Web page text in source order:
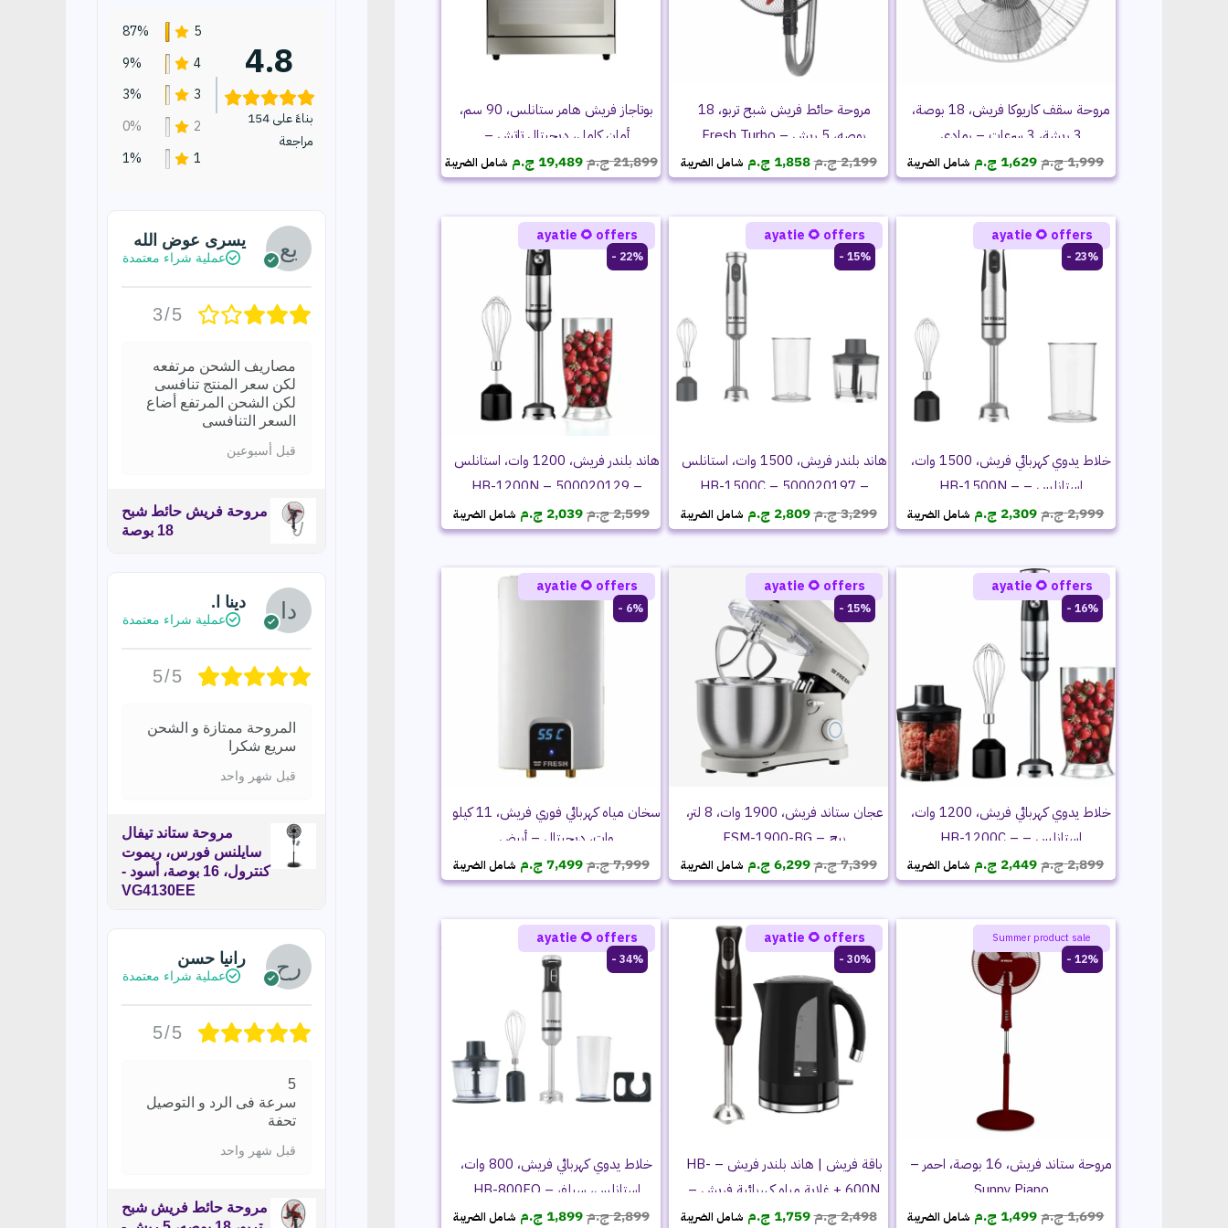
مروحة سقف كاريوكا فريش، 18 بوصة،
3 ريشة، 3 سرعات – رمادي
1,999ج.مالسعر
الأصلي
1,999 ج.م.
1,629 ج.مالسعر
الحالي
1,629 ج.م.
شامل الضريبة
مروحة حائط فريش شبح تربو، 18
بوصه، 5 ريش – Fresh Turbo
2,199ج.مالسعر
الأصلي
2,199 ج.م.
1,858 ج.م السعر
الحالي
1,858 ج.م.
شامل الضريبة
بوتاجاز فريش هامر ستانلس، 90 سم،
أمان كامل، ديجيتال تاتش –
500016947
21,899ج.مالسعر
الأصلي
21,899 ج.م.
19,489 ج.م السعر
الحالي
19,489 ج.م.
شامل الضريبة
23% -
خلاط يدوي كهربائي فريش، 1500 وات،
استانلس – HB-1500N –
500020193
2,999ج.مالسعر
الأصلي
2,999 ج.م.
2,309 ج.مالسعر
الحالي
2,309 ج.م.
شامل الضريبة
ayatie 🌻 offers
15% -
هاند بلندر فريش، 1500 وات، استانلس
– HB-1500C – 500020197
3,299ج.مالسعر
الأصلي
2,809 ج.م السعر
الحالي
شامل الضريبة
ayatie 🌻 offers
22% -
هاند بلندر فريش، 1200 وات، استانلس
– HB-1200N – 500020129
2,599ج.مالسعر
الأصلي
2,599 ج.م.
2,039 ج.م السعر
الحالي
2,039 ج.م.
شامل الضريبة
ayatie 🌻 offers
16% -
خلاط يدوي كهربائي فريش، 1200 وات،
استانلس – HB-1200C –
500020190
2,899ج.مالسعر
الأصلي
2,899 ج.م.
2,449 ج.مالسعر
الحالي
2,449 ج.م.
شامل الضريبة
ayatie 🌻 offers
15% -
عجان ستاند فريش، 1900 وات، 8 لتر،
بيج – FSM-1900-BG
7,399ج.مالسعر
الأصلي
7,399 ج.م.
6,299 ج.م السعر
الحالي
6,299 ج.م.
شامل الضريبة
ayatie 🌻 offers
6% -
سخان مياه كهربائي فوري فريش، 11 كيلو
وات، ديجيتال – أبيض
7,999ج.مالسعر
الأصلي
7,999 ج.م.
7,499 ج.م السعر
الحالي
7,499 ج.م.
شامل الضريبة
ayatie 🌻 offers
12% -
مروحة ستاند فريش، 16 بوصة، احمر –
Sunny Piano
1,699ج.مالسعر
1,499 ج.مالسعر
شامل الضريبة
ayatie 🌻 offers
Summer product sale
30% -
باقة فريش | هاند بلندر فريش – HB-
600N + غلاية مياه كهربائية فريش –
EPK17000
2,498ج.مالسعر
1,759 ج.م السعر
شامل الضريبة
ayatie 🌻 offers
34% -
خلاط يدوي كهربائي فريش، 800 وات،
استانلس، سيلفر – HB-800FO
2,899ج.مالسعر
1,899 ج.م السعر
شامل الضريبة
ayatie 🌻 offers
4.8
بناءً على 154
مراجعة
5
87%
4
9%
3
3%
2
0%
1
1%
يسرى عوض الله
عملية شراء معتمدة
3/5
مصاريف الشحن مرتفعه
لكن سعر المنتج تنافسى
لكن الشحن المرتفع أضاع
السعر التنافسى
قبل أسبوعين
مروحة فريش حائط شبح
18 بوصة
دينا ا.
عملية شراء معتمدة
5/5
المروحة ممتازة و الشحن
سريع شكرا
قبل شهر واحد
مروحة ستاند تيفال
سايلنس فورس، ريموت
كنترول، 16 بوصة، أسود -
VG4130EE
رانيا حسن
عملية شراء معتمدة
5/5
5
سرعة فى الرد و التوصيل
تحفة
قبل شهر واحد
مروحة حائط فريش شبح